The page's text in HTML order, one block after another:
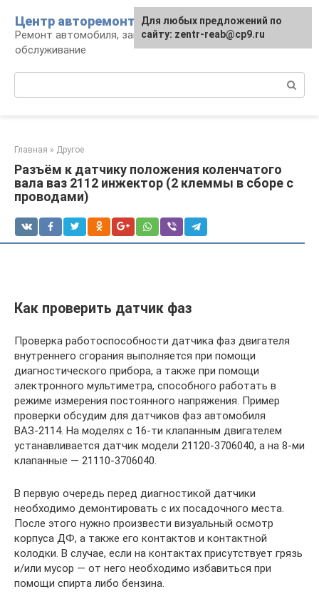
контенту
Центр авторемонта
Ремонт автомобиля, запчасти и
обслуживание
Главная » Другое
Разъём к датчику положения коленчатого
вала ваз 2112 инжектор (2 клеммы в сборе с
проводами)
Как проверить датчик фаз
Проверка работоспособности датчика фаз двигателя
внутреннего сгорания выполняется при помощи
диагностического прибора, а также при помощи
электронного мультиметра, способного работать в
режиме измерения постоянного напряжения. Пример
проверки обсудим для датчиков фаз автомобиля
ВАЗ-2114. На моделях с 16-ти клапанным двигателем
устанавливается датчик модели 21120-3706040, а на 8-ми
клапанные — 21110-3706040.
В первую очередь перед диагностикой датчики
необходимо демонтировать с их посадочного места.
После этого нужно произвести визуальный осмотр
корпуса ДФ, а также его контактов и контактной
колодки. В случае, если на контактах присутствует грязь
и/или мусор — от него необходимо избавиться при
помощи спирта либо бензина.
Для любых предложений по
сайту: zentr-reab@cp9.ru